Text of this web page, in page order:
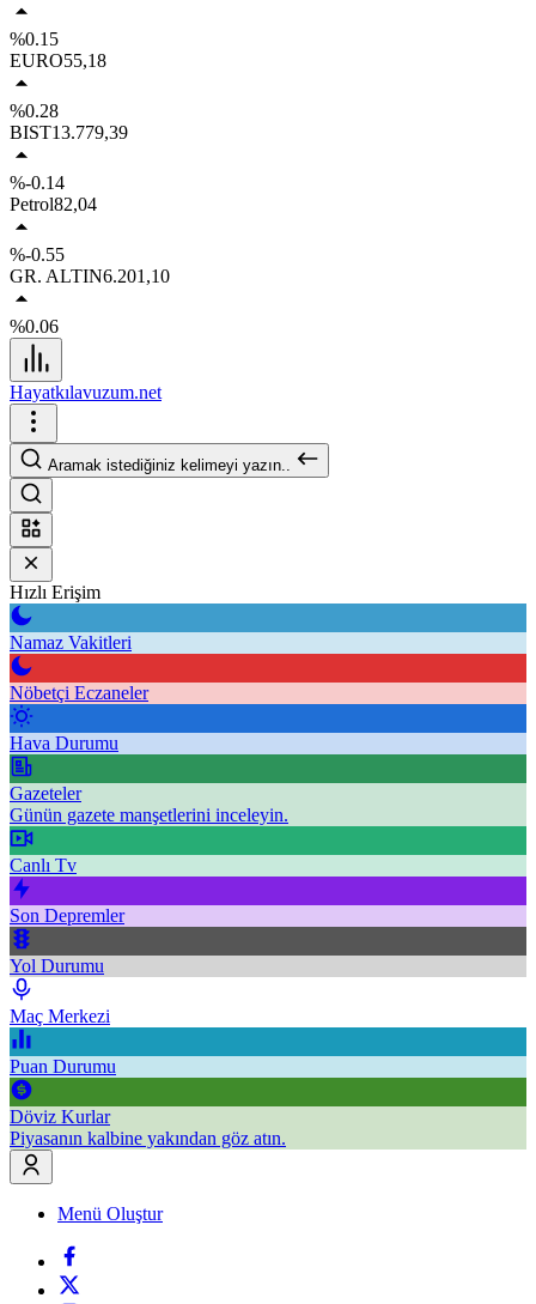
%0.15
EURO55,18
%0.28
BIST13.779,39
%-0.14
Petrol82,04
%-0.55
GR. ALTIN6.201,10
%0.06
Hayatkılavuzum.net
Aramak istediğiniz kelimeyi yazın..
Hızlı Erişim
Namaz Vakitleri
Nöbetçi Eczaneler
Hava Durumu
Gazeteler
Günün gazete manşetlerini inceleyin.
Canlı Tv
Son Depremler
Yol Durumu
Maç Merkezi
Puan Durumu
Döviz Kurlar
Piyasanın kalbine yakından göz atın.
Menü Oluştur